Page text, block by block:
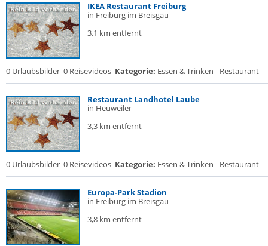
IKEA Restaurant Freiburg
in Freiburg im Breisgau
3,1 km entfernt
0 Urlaubsbilder 0 Reisevideos Kategorie: Essen & Trinken - Restaurant
Restaurant Landhotel Laube
in Heuweiler
3,3 km entfernt
0 Urlaubsbilder 0 Reisevideos Kategorie: Essen & Trinken - Restaurant
Europa-Park Stadion
in Freiburg im Breisgau
3,8 km entfernt